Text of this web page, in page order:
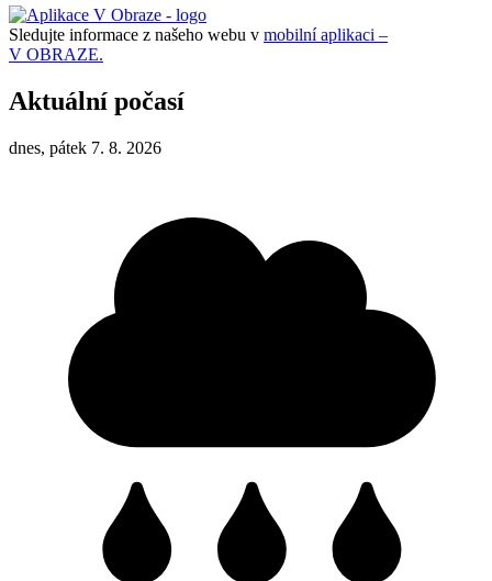
Sledujte informace z našeho webu v mobilní aplikaci –
V OBRAZE.
Aktuální počasí
dnes, pátek 7. 8. 2026